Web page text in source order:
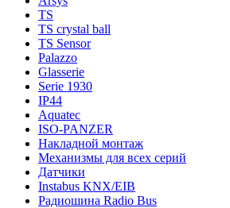
TS
TS crystal ball
TS Sensor
Palazzo
Glasserie
Serie 1930
IP44
Aquatec
ISO-PANZER
Накладной монтаж
Механизмы для всех серий
Датчики
Instabus KNX/EIB
Радиошина Radio Bus